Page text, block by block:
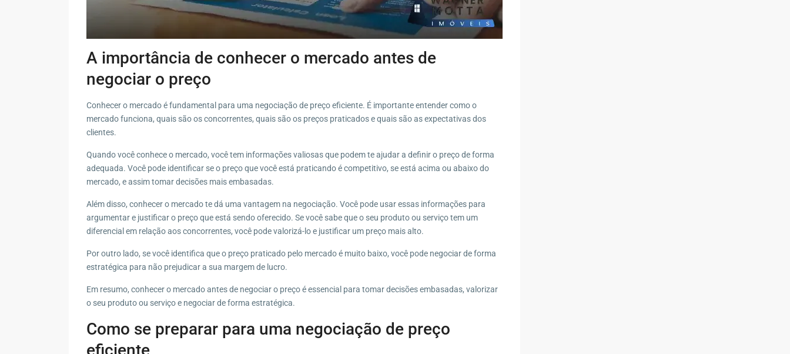
A importância de conhecer o mercado antes de
negociar o preço
Conhecer o mercado é fundamental para uma negociação de preço eficiente. É importante entender como o
mercado funciona, quais são os concorrentes, quais são os preços praticados e quais são as expectativas dos
clientes.
Quando você conhece o mercado, você tem informações valiosas que podem te ajudar a definir o preço de forma
adequada. Você pode identificar se o preço que você está praticando é competitivo, se está acima ou abaixo do
mercado, e assim tomar decisões mais embasadas.
Além disso, conhecer o mercado te dá uma vantagem na negociação. Você pode usar essas informações para
argumentar e justificar o preço que está sendo oferecido. Se você sabe que o seu produto ou serviço tem um
diferencial em relação aos concorrentes, você pode valorizá-lo e justificar um preço mais alto.
Por outro lado, se você identifica que o preço praticado pelo mercado é muito baixo, você pode negociar de forma
estratégica para não prejudicar a sua margem de lucro.
Em resumo, conhecer o mercado antes de negociar o preço é essencial para tomar decisões embasadas, valorizar
o seu produto ou serviço e negociar de forma estratégica.
Como se preparar para uma negociação de preço
eficiente